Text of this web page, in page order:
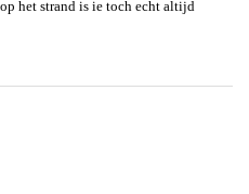
het strand is ie toch echt altijd